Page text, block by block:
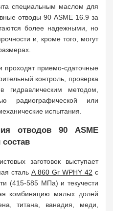
специальным маслом для
отводы 90 ASME 16.9 за
более надежными, но
и, кроме того, могут
проходят приемо-сдаточные
контроль, проверка
гидравлическим методом,
радиографической или
испытания.
отводов 90 ASME
состав
заготовок выступает
сталь A 860 Gr WPHY 42 с
(415-585 МПа) и текучести
комбинацию малых долей
титана, ванадия, меди,